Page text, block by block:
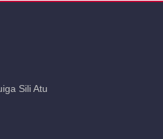
Sili Atu